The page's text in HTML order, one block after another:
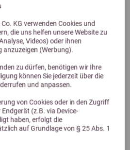
KG verwenden Cookies und
die uns helfen unsere Website zu
Videos) oder ihnen
anzuzeigen (Werbung).
zu dürfen, benötigen wir Ihre
können Sie jederzeit über die
und anpassen.
von Cookies oder in den Zugriff
(z.B. via Device-
haben, erfolgt die
auf Grundlage von § 25 Abs. 1
5,0 (4 Bewertungen)
Fohlenmilch
Ersatz der Stutenmilch
ab 33,90 €